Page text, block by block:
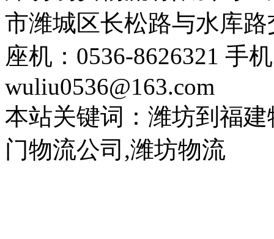
市潍城区长松路与水库
座机：0536-8626321 手
wuliu0536@163.com
本站关键词：潍坊到福
门物流公司,潍坊物流